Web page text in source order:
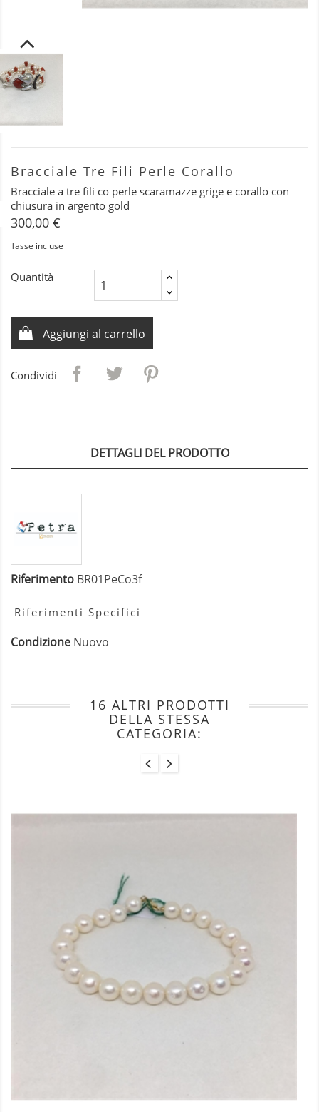
Bracciale Tre Fili Perle Corallo
Bracciale a tre fili co perle scaramazze grige e corallo con
chiusura in argento gold
300,00 €
Tasse incluse
Quantità
Aggiungi al carrello
Condividi
DETTAGLI DEL PRODOTTO
Riferimento BR01PeCo3f
Riferimenti Specifici
Condizione Nuovo
16 ALTRI PRODOTTI
DELLA STESSA
CATEGORIA: